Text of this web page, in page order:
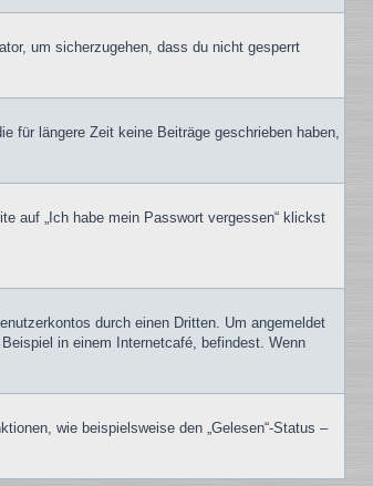
um sicherzugehen, dass du nicht gesperrt
für längere Zeit keine Beiträge geschrieben haben,
auf „Ich habe mein Passwort vergessen“ klickst
durch einen Dritten. Um angemeldet
in einem Internetcafé, befindest. Wenn
wie beispielsweise den „Gelesen“-Status –